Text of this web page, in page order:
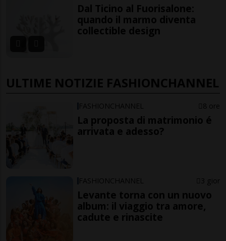
Dal Ticino al Fuorisalone:
quando il marmo diventa
collectible design
ULTIME NOTIZIE FASHIONCHANNEL
FASHIONCHANNEL 8 ore
La proposta di matrimonio é
arrivata e adesso?
FASHIONCHANNEL 3 gior
Levante torna con un nuovo
album: il viaggio tra amore,
cadute e rinascite